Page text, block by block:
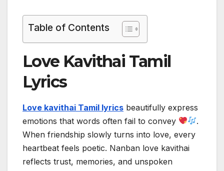
Table of Contents
Love Kavithai Tamil
Lyrics
Love kavithai Tamil lyrics beautifully express
emotions that words often fail to convey
.
When friendship slowly turns into love, every
heartbeat feels poetic. Nanban love kavithai
reflects trust, memories, and unspoken